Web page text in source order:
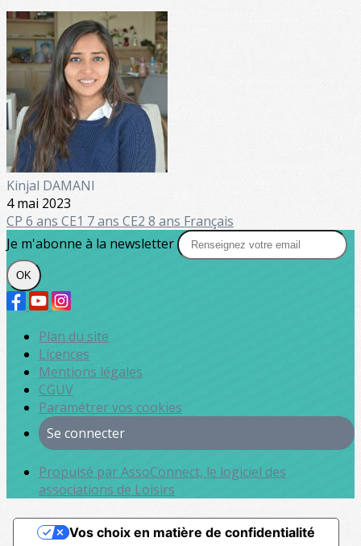
Kinjal DAMANI
4 mai 2023
CP 6 ans CE1 7 ans CE2 8 ans Français
Je m'abonne à la newsletter
OK
Plan du site
Licences
Mentions légales
CGUV
Paramétrer vos cookies
Se connecter
Propulsé par AssoConnect, le logiciel des
associations de Loisirs
Vos choix en matière de confidentialité